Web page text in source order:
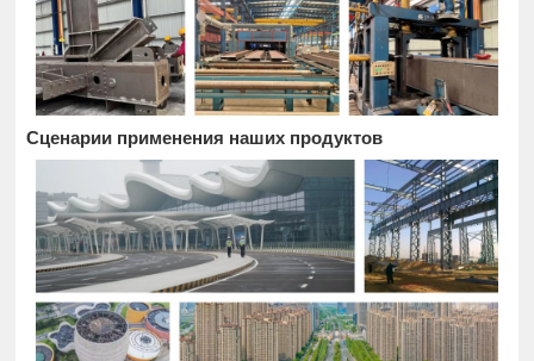
Сценарии применения наших продуктов